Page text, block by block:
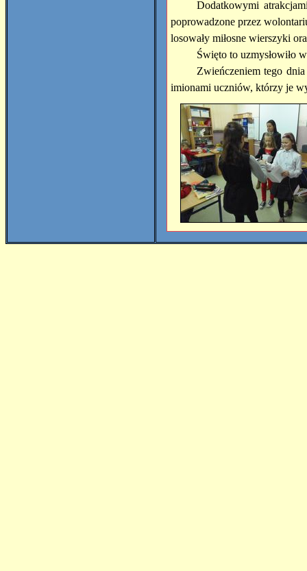
Dodatkowymi
poprowadzone przez
losowały miłosne wierszyki
Święto to uzmysłowiło
Zwieńczeniem tego
imionami uczniów, którzy je